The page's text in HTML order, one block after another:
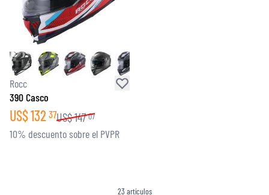
Rocc
390 Casco
US$132 37US$147 07
10% descuento sobre el PVPR
23 artículos